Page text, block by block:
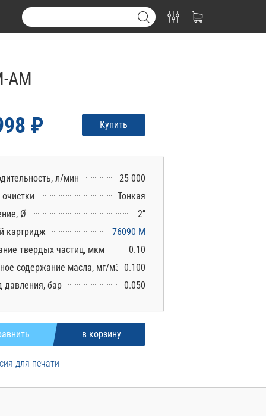
AM
₽ Купить
л/мин
25 000
Тонкая
Ø
2’’
картридж
76090 M
твердых частиц, мкм
0.10
содержание масла, мг/м3 0.100
давления, бар
0.050
для печати